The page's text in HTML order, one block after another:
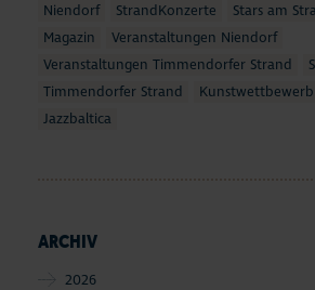
Niendorf StrandKonzerte
Stars am
Magazin
Veranstaltungen Niendorf
Veranstaltungen Timmendorfer Strand
Timmendorfer Strand
Kunstwettbewerb
Jazzbaltica
ARCHIV
2026